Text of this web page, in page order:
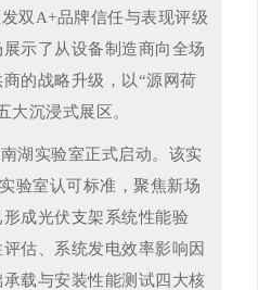
发双A+品牌信任与表现评级
示了从设备制造商向全场
的战略升级，以“源网荷
大沉浸式展区。
湖实验室正式启动。该实
验室认可标准，聚焦新场
成光伏支架系统性能验
估、系统发电效率影响因
载与安装性能测试四大核